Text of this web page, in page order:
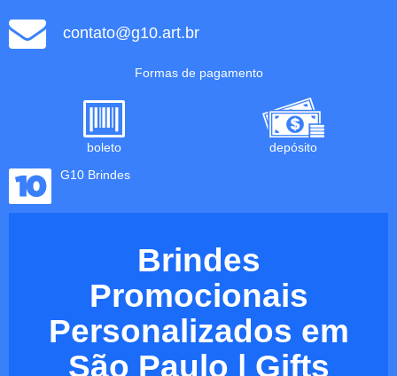
contato@g10.art.br
Formas de pagamento
boleto
depósito
G10 Brindes
Brindes
Promocionais
Personalizados em
São Paulo | Gifts